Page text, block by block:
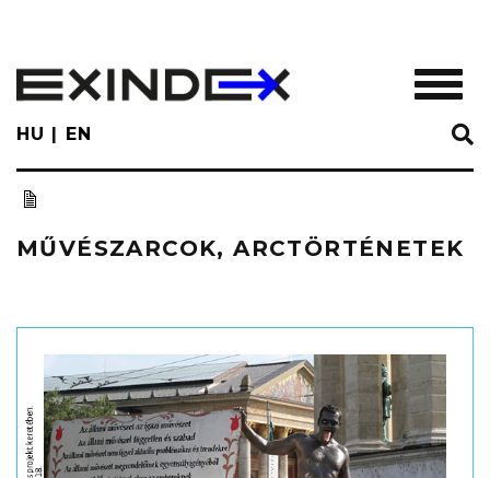
main
content
HU EN
MŰVÉSZARCOK, ARCTÖRTÉNETEK